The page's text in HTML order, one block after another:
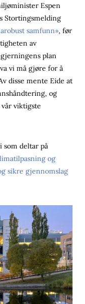
Espen
Stortingsmelding
samfunn», før
av
plan
vi må gjøre for å
disse mente Eide at
og
viktigste
deltar på
og
sikre gjennomslag